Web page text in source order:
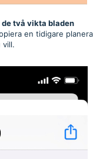
två vikta bladen
en tidigare
vill.